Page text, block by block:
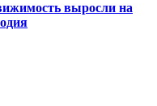
выросли на